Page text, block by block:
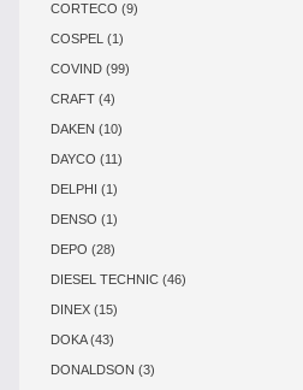
CORTECO (9)
COSPEL (1)
COVIND (99)
CRAFT (4)
DAKEN (10)
DAYCO (11)
DELPHI (1)
DENSO (1)
DEPO (28)
DIESEL TECHNIC (46)
DINEX (15)
DOKA (43)
DONALDSON (3)